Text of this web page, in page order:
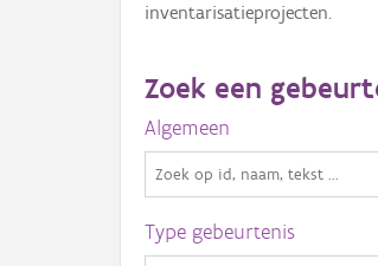
inventarisatieprojecten.
Zoek een
Algemeen
Type gebeurtenis